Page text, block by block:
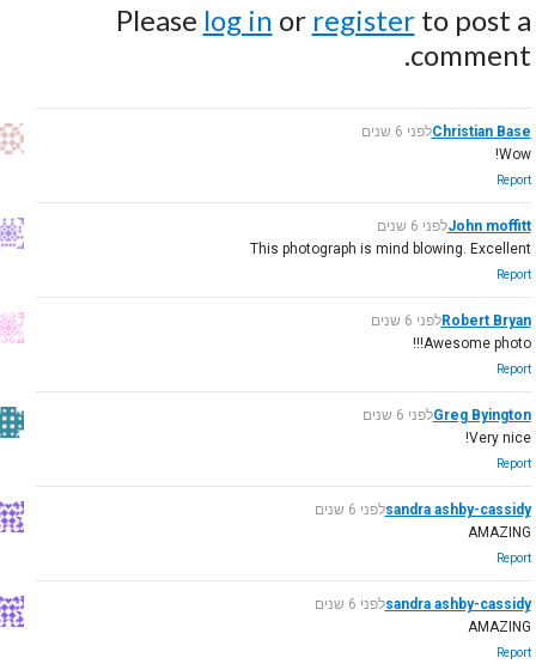
Please log in or registerto post a
comment.
Christian Baseלפני 6 שנים
Wow!
Report
John moffittלפני 6 שנים
This photograph is mind blowing. Excellent
Report
Robert Bryanלפני 6 שנים
Awesome photo!!!
Report
Greg Byingtonלפני 6 שנים
Very nice!
Report
sandra ashby-cassidyלפני 6 שנים
AMAZING
Report
sandra ashby-cassidyלפני 6 שנים
AMAZING
Report